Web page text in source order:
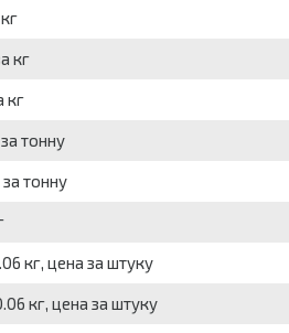
кг
кг
тонну
тонну
кг, цена за штуку
кг, цена за штуку